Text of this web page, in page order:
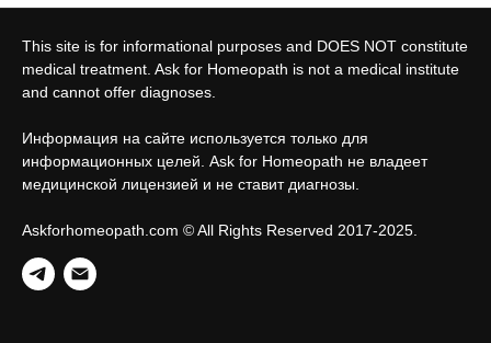
This site is for informational purposes and DOES NOT constitute
medical treatment. Ask for Homeopath is not a medical institute
and cannot offer diagnoses.
Информация на сайте используется только для
информационных целей. Ask for Homeopath не владеет
медицинской лицензией и не ставит диагнозы.
Askforhomeopath.com © All Rights Reserved 2017-2025.